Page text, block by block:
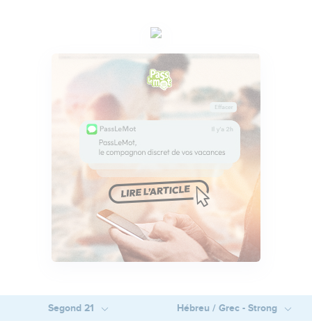
Segond 21 Hébreu / Grec - Strong